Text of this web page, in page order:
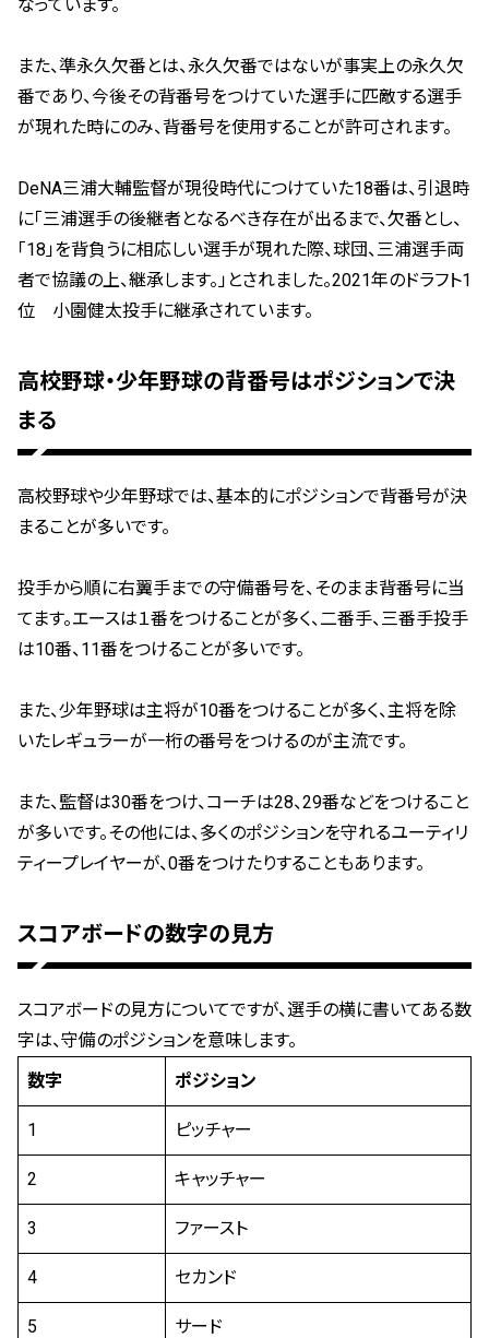
なっています。
また、準永久欠番とは、永久欠番ではないが事実上の永久欠
番であり、今後その背番号をつけていた選手に匹敵する選手
が現れた時にのみ、背番号を使用することが許可されます。
DeNA三浦大輔監督が現役時代につけていた18番は、引退時
に「三浦選手の後継者となるべき存在が出るまで、欠番とし、
「18」を背負うに相応しい選手が現れた際、球団、三浦選手両
者で協議の上、継承します。」とされました。2021年のドラフト1
位 小園健太投手に継承されています。
高校野球・少年野球の背番号はポジションで決
まる
高校野球や少年野球では、基本的にポジションで背番号が決
まることが多いです。
投手から順に右翼手までの守備番号を、そのまま背番号に当
てます。エースは１番をつけることが多く、二番手、三番手投手
は10番、11番をつけることが多いです。
また、少年野球は主将が10番をつけることが多く、主将を除
いたレギュラーが一桁の番号をつけるのが主流です。
また、監督は30番をつけ、コーチは28、29番などをつけること
が多いです。その他には、多くのポジションを守れるユーティリ
ティープレイヤーが、0番をつけたりすることもあります。
スコアボードの数字の見方
スコアボードの見方についてですが、選手の横に書いてある数
字は、守備のポジションを意味します。
数字
ポジション
1 ピッチャー
2 キャッチャー
3 ファースト
4 セカンド
5 サード